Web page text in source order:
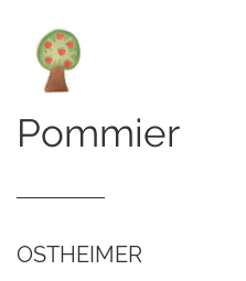
pommier
OSTHEIMER